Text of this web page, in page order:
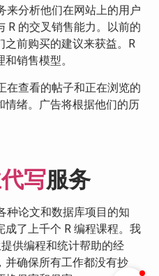
来分析他们在网站上的用户
R 的交叉销售能力。以前的
前购买的建议来获益。R
销售模型。
在查看的帖子和正在浏览的
情绪。广告将根据他们的历
写服务
种论文和数据库项目的知
了上千个 R 编程课程。我
供编程和统计帮助的经
并确保所有工作都没有抄